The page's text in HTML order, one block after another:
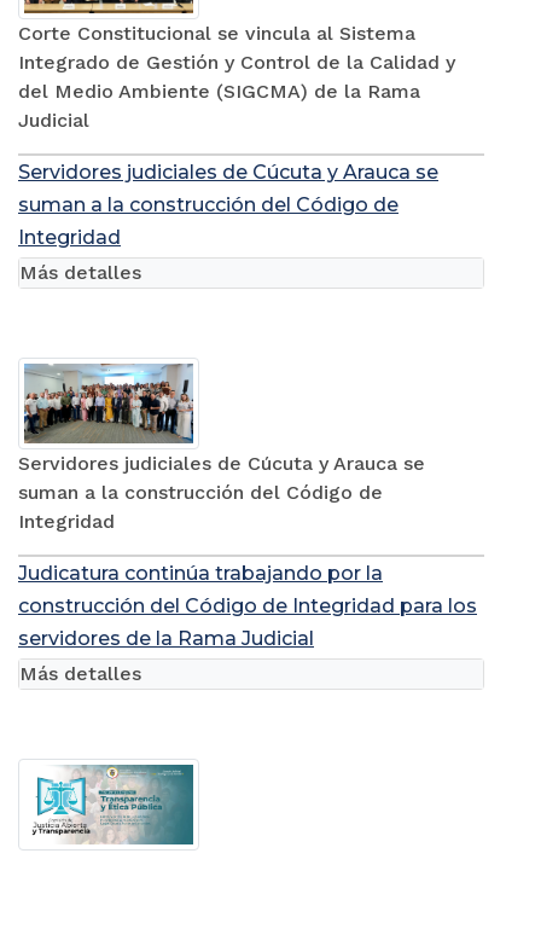
Corte Constitucional se vincula al Sistema
Integrado de Gestión y Control de la Calidad y
del Medio Ambiente (SIGCMA) de la Rama
Judicial
Servidores judiciales de Cúcuta y Arauca se
suman a la construcción del Código de
Integridad
Servidores judiciales de Cúcuta y Arauca se
suman a la construcción del Código de
Integridad
Más detalles
Judicatura continúa trabajando por la
construcción del Código de Integridad para los
servidores de la Rama Judicial
Más detalles